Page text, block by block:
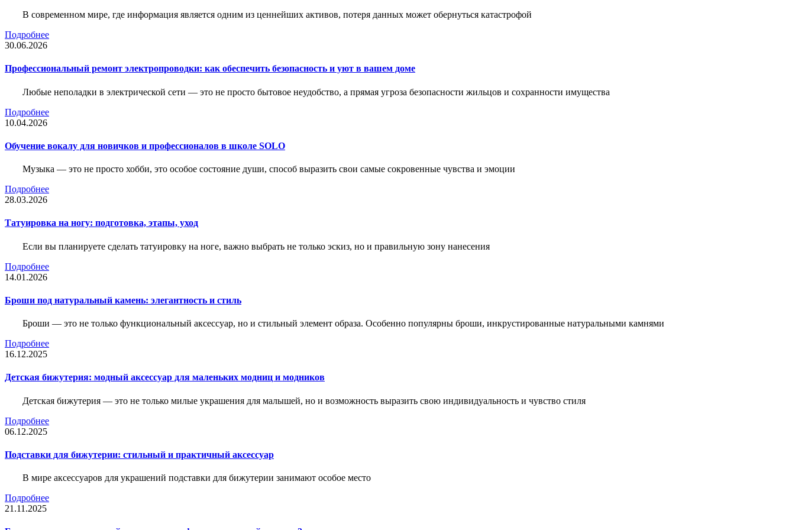
В современном мире, где информация является одним из ценнейших активов, потеря данных может обернуться катастрофой
Подробнее
30.06.2026
Профессиональный ремонт электропроводки: как обеспечить безопасность и уют в вашем доме
Любые неполадки в электрической сети — это не просто бытовое неудобство, а прямая угроза безопасности жильцов и сохранности имущества
Подробнее
10.04.2026
Обучение вокалу для новичков и профессионалов в школе SOLO
Музыка — это не просто хобби, это особое состояние души, способ выразить свои самые сокровенные чувства и эмоции
Подробнее
28.03.2026
Татуировка на ногу: подготовка, этапы, уход
Если вы планируете сделать татуировку на ноге, важно выбрать не только эскиз, но и правильную зону нанесения
Подробнее
14.01.2026
Броши под натуральный камень: элегантность и стиль
Броши — это не только функциональный аксессуар, но и стильный элемент образа. Особенно популярны броши, инкрустированные натуральными камнями
Подробнее
16.12.2025
Детская бижутерия: модный аксессуар для маленьких модниц и модников
Детская бижутерия — это не только милые украшения для малышей, но и возможность выразить свою индивидуальность и чувство стиля
Подробнее
06.12.2025
Подставки для бижутерии: стильный и практичный аксессуар
В мире аксессуаров для украшений подставки для бижутерии занимают особое место
Подробнее
21.11.2025